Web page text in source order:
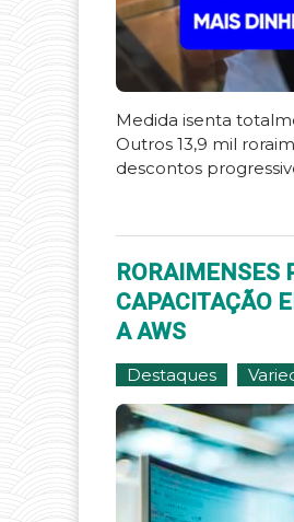
Medida isenta
Outros 13,9 mil
descontos
RORAIMENSES
CAPACITAÇÃO
A AWS
Destaques